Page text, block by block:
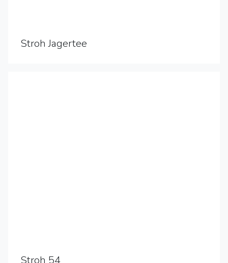
Stroh Jagertee
Stroh 54